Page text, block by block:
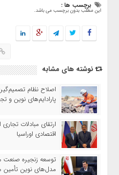
برچسب ها :
این مطلب بدون برچسب می باشد.
نوشته های مشابه
اصلاح نظام
پارادایم‌های نوین و
ارتقای مبادلات
اقتصادی اوراسیا
توسعه زنجیره صنعت
مدل‌های نوین تأمین